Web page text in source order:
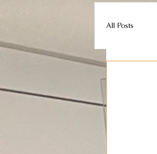
All Posts